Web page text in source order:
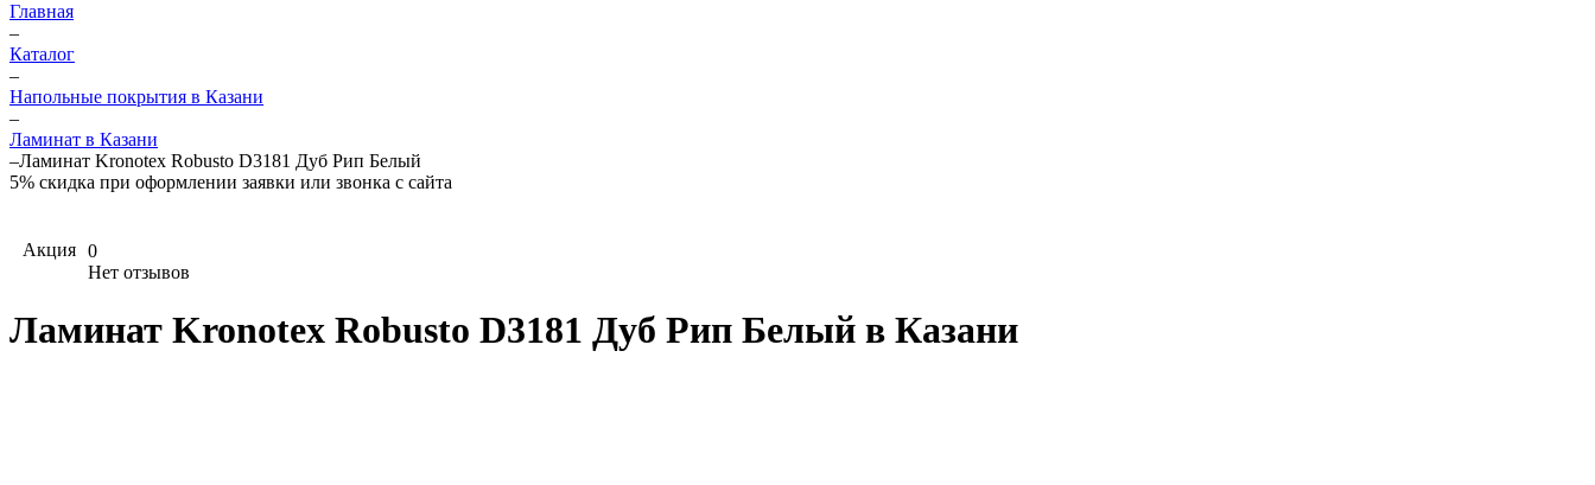
Главная
–
Каталог
–
Напольные покрытия в Казани
–
Ламинат в Казани
–Ламинат Kronotex Robusto D3181 Дуб Рип Белый
5% скидка при оформлении заявки или звонка с сайта
Акция 0
Нет отзывов
Ламинат Kronotex Robusto D3181 Дуб Рип Белый в Казани